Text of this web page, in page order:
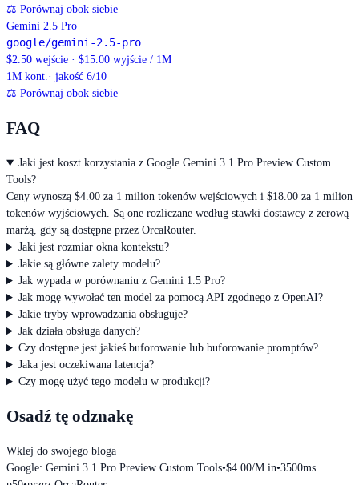
⚖ Porównaj obok siebie
Gemini 2.5 Pro
google/gemini-2.5-pro
$2.50 wejście · $15.00 wyjście / 1M
1M kont.· jakość 6/10
⚖ Porównaj obok siebie
FAQ
Jaki jest koszt korzystania z Google Gemini 3.1 Pro Preview Custom
Tools?
Ceny wynoszą $4.00 za 1 milion tokenów wejściowych i $18.00 za 1 milion
tokenów wyjściowych. Są one rozliczane według stawki dostawcy z zerową
marżą, gdy są dostępne przez OrcaRouter.
Jaki jest rozmiar okna kontekstu?
Jakie są główne zalety modelu?
Jak wypada w porównaniu z Gemini 1.5 Pro?
Jak mogę wywołać ten model za pomocą API zgodnego z OpenAI?
Jakie tryby wprowadzania obsługuje?
Jak działa obsługa danych?
Czy dostępne jest jakieś buforowanie lub buforowanie promptów?
Jaka jest oczekiwana latencja?
Czy mogę użyć tego modelu w produkcji?
Osadź tę odznakę
Wklej do swojego bloga
Google: Gemini 3.1 Pro Preview Custom Tools•$4.00/M in•3500ms